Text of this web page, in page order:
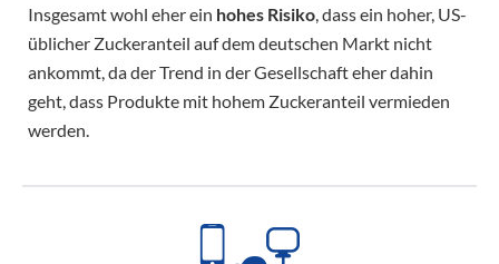
Insgesamt wohl eher ein hohes Risiko, dass ein hoher, US-
üblicher Zuckeranteil auf dem deutschen Markt nicht
ankommt, da der Trend in der Gesellschaft eher dahin
geht, dass Produkte mit hohem Zuckeranteil vermieden
werden.